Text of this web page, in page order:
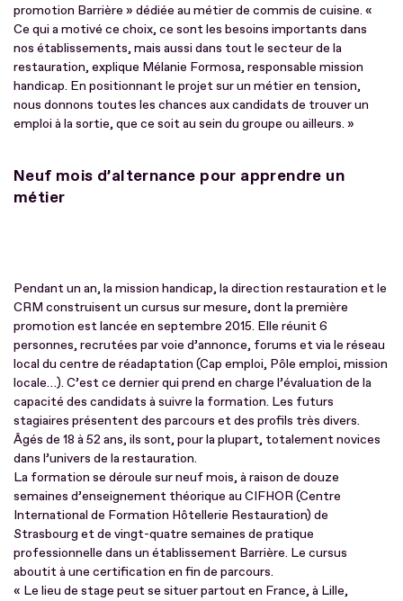
promotion Barrière » dédiée au métier de commis de cuisine. «
Ce qui a motivé ce choix, ce sont les besoins importants dans
nos établissements, mais aussi dans tout le secteur de la
restauration, explique Mélanie Formosa, responsable mission
handicap. En positionnant le projet sur un métier en tension,
nous donnons toutes les chances aux candidats de trouver un
emploi à la sortie, que ce soit au sein du groupe ou ailleurs. »
Neuf mois d’alternance pour apprendre un
métier
Pendant un an, la mission handicap, la direction restauration et le
CRM construisent un cursus sur mesure, dont la première
promotion est lancée en septembre 2015. Elle réunit 6
personnes, recrutées par voie d’annonce, forums et via le réseau
local du centre de réadaptation (Cap emploi, Pôle emploi, mission
locale…). C’est ce dernier qui prend en charge l’évaluation de la
capacité des candidats à suivre la formation. Les futurs
stagiaires présentent des parcours et des profils très divers.
Âgés de 18 à 52 ans, ils sont, pour la plupart, totalement novices
dans l’univers de la restauration.
La formation se déroule sur neuf mois, à raison de douze
semaines d’enseignement théorique au CIFHOR (Centre
International de Formation Hôtellerie Restauration) de
Strasbourg et de vingt-quatre semaines de pratique
professionnelle dans un établissement Barrière. Le cursus
aboutit à une certification en fin de parcours.
« Le lieu de stage peut se situer partout en France, à Lille,